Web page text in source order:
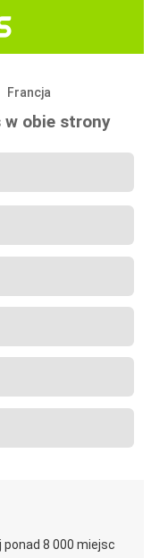
Francja
w obie strony
8 000 miejsc